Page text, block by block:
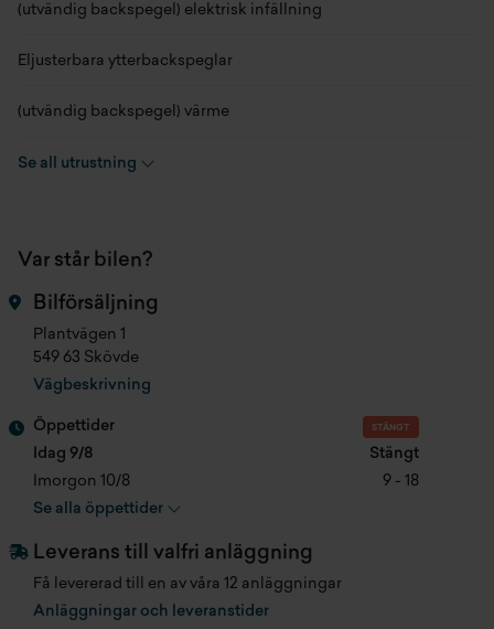
Hästkrafter
Antal säten
Färg
Produktionsmånad
Fordonsskatt
Bredd
Höjd 1672 mm
Totalvikt
Tjänstevikt
Max dragvikt obromsat
(utvändig backspegel) elektrisk infällning
Eljusterbara ytterbackspeglar
(utvändig backspegel) värme
11-högtalare
360 kamera
40:60 fällbara baksäten
Active emergency braking
Adaptive cruise control
Backstartassistans
Blind spot detection
Eba
Se all utrustning
Var står bilen?
Bilförsäljning
Plantvägen 1
549 63 Skövde
Vägbeskrivning
Öppettider STÄNGT
Idag 9/8
Stängt
Imorgon 10/8
9 - 18
Se alla öppettider
Leverans till valfri anläggning
Få levererad till en av våra 12 anläggningar
Anläggningar och leveranstider